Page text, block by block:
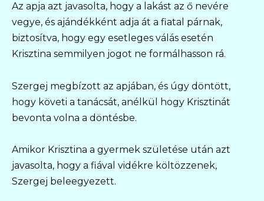
Az apja azt javasolta, hogy a lakást az ő nevére
vegye, és ajándékként adja át a fiatal párnak,
biztosítva, hogy egy esetleges válás esetén
Krisztina semmilyen jogot ne formálhasson rá.
Szergej megbízott az apjában, és úgy döntött,
hogy követi a tanácsát, anélkül hogy Krisztinát
bevonta volna a döntésbe.
Amikor Krisztina a gyermek születése után azt
javasolta, hogy a fiával vidékre költözzenek,
Szergej beleegyezett.